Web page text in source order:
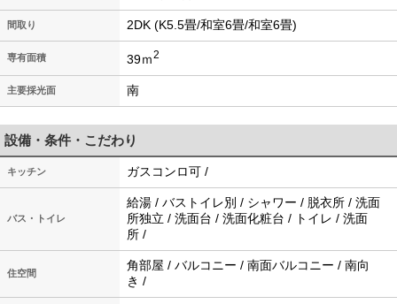
間取り 2DK (K5.5畳/和室6畳/和室6畳)
専有面積 39ｍ2
主要採光面 南
設備・条件・こだわり
キッチン ガスコンロ可 /
バス・トイレ
給湯 / バストイレ別 / シャワー / 脱衣所 / 洗面
所独立 / 洗面台 / 洗面化粧台 / トイレ / 洗面
所 /
住空間
角部屋 / バルコニー / 南面バルコニー / 南向
き /